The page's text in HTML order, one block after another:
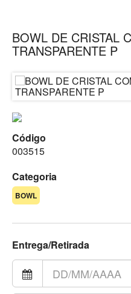
BOWL DE CRISTAL
TRANSPARENTE P
Código
003515
Categoria
BOWL
Entrega/Retirada